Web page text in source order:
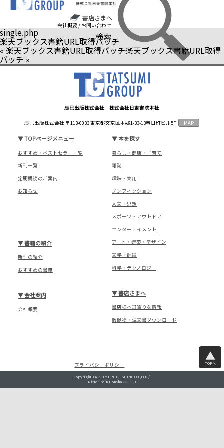
書店さまへ
会社概要 / お問い合わせ
検索
single.php
楽天ブックス書籍URL取得バッチ
« 楽天ブックス書籍URL取得バッチ楽天ブックス書籍URL取得
バッチ »
辰巳出版株式会社 株式会社日東書院本社
辰巳出版株式会社 〒113-0033 東京都文京区本郷1-33-13春日町ビル5F MAP
▼TOPページメニュー
おすすめ・ベストセラー一覧
新刊一覧
定期購読のご案内
お知らせ
▼本を探す
暮らし・健康・子育て
雑誌
趣味・実用
ノンフィクション
人文・思想
スポーツ・アウトドア
エンターテイメント
アート・建築・デザイン
文学・評論
科学・テクノロジー
▼書籍の紹介
新刊の紹介
おすすめの書籍
▼書店さまへ
書店様へ耳寄りな情報
販促物・注文書ダウンロード
▼会社案内
会社概要
プライバシーポリシー TOPへ
Copyright TATSUMI PUBLISHING CO.,LTD./
Nitto Shoin Honsha CO.,LTD